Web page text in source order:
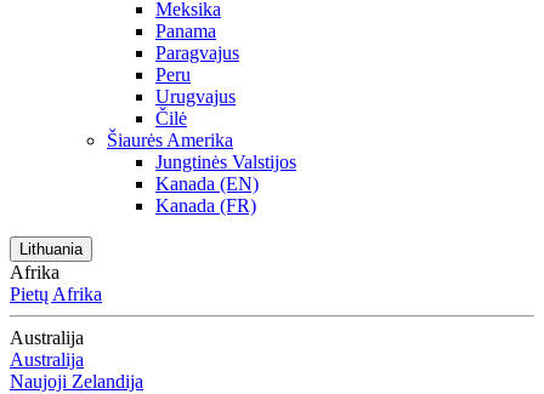
Meksika
Panama
Paragvajus
Peru
Urugvajus
Čilė
Šiaurės Amerika
Jungtinės Valstijos
Kanada (EN)
Kanada (FR)
Lithuania
Afrika
Pietų Afrika
Australija
Australija
Naujoji Zelandija